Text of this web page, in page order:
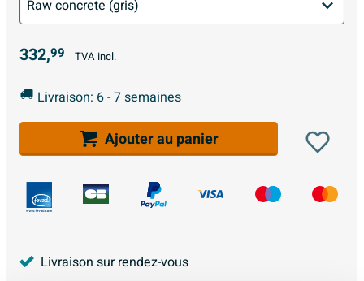
332,99 TVA incl.
Livraison: 6 - 7 semaines
Ajouter au panier
Livraison sur rendez-vous